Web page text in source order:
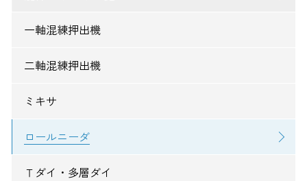
一軸混練押出機
二軸混練押出機
ミキサ
ロールニーダ
Ｔダイ・多層ダイ